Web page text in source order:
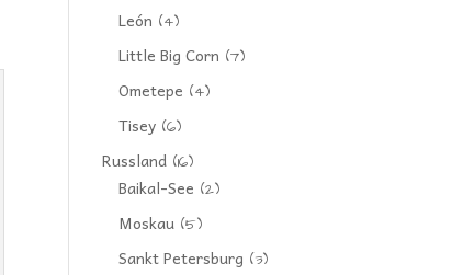
León (4)
Little Big Corn (7)
Ometepe (4)
Tisey (6)
Russland (16)
Baikal-See (2)
Moskau (5)
Sankt Petersburg (3)